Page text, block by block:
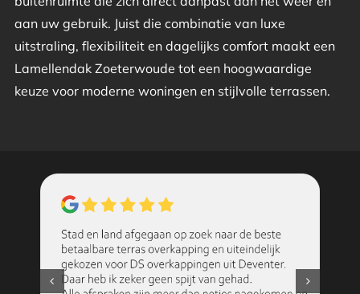
aan uw gebruik. Juist die combinatie van luxe
uitstraling, flexibiliteit en dagelijks comfort maakt een
Lamellendak Zoeterwoude tot een hoogwaardige
keuze voor moderne woningen en stijlvolle terrassen.